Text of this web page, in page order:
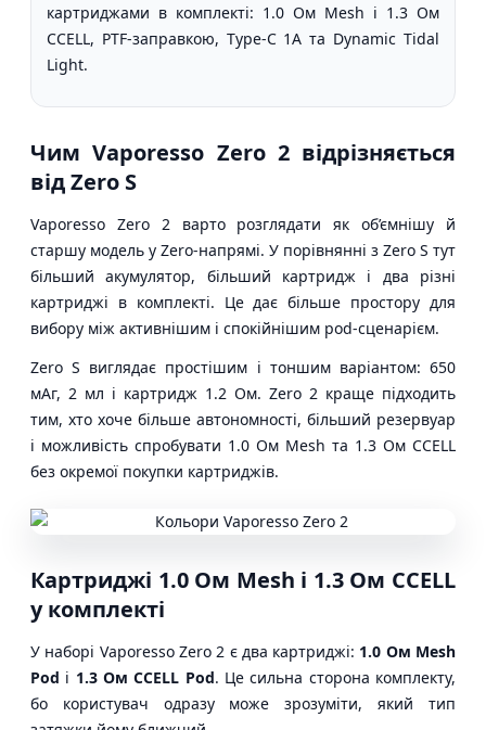
картриджами в комплекті: 1.0 Ом Mesh і 1.3 Ом
CCELL, PTF-заправкою, Type-C 1A та Dynamic Tidal
Light.
Чим Vaporesso Zero 2 відрізняється
від Zero S
Vaporesso Zero 2 варто розглядати як об’ємнішу й
старшу модель у Zero-напрямі. У порівнянні з Zero S тут
більший акумулятор, більший картридж і два різні
картриджі в комплекті. Це дає більше простору для
вибору між активнішим і спокійнішим pod-сценарієм.
Zero S виглядає простішим і тоншим варіантом: 650
мАг, 2 мл і картридж 1.2 Ом. Zero 2 краще підходить
тим, хто хоче більше автономності, більший резервуар
і можливість спробувати 1.0 Ом Mesh та 1.3 Ом CCELL
без окремої покупки картриджів.
Картриджі 1.0 Ом Mesh і 1.3 Ом CCELL
у комплекті
У наборі Vaporesso Zero 2 є два картриджі: 1.0 Ом Mesh
Pod і 1.3 Ом CCELL Pod. Це сильна сторона комплекту,
бо користувач одразу може зрозуміти, який тип